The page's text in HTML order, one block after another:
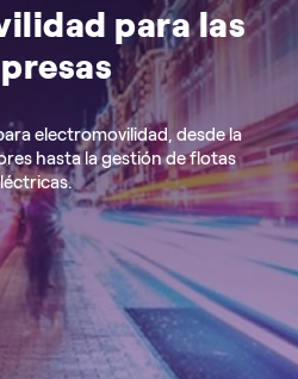
para las
electromovilidad, desde la
hasta la gestión de flotas